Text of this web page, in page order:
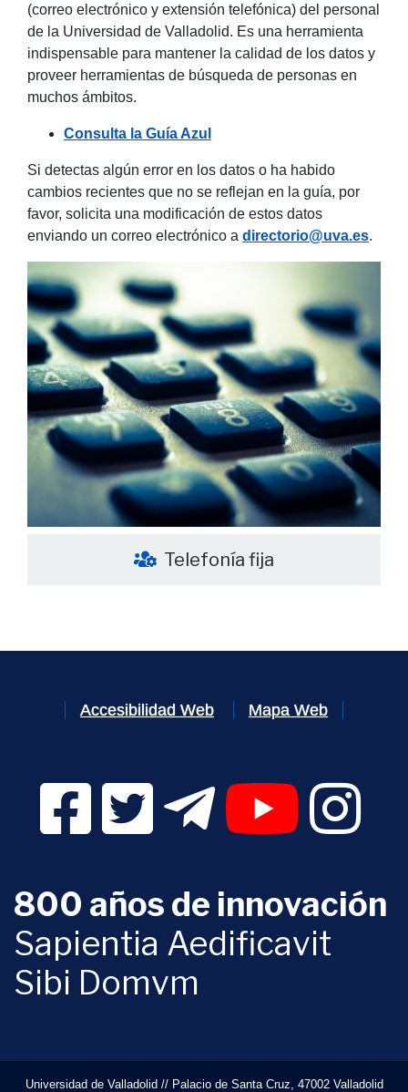
(correo electrónico y extensión telefónica) del personal
de la Universidad de Valladolid. Es una herramienta
indispensable para mantener la calidad de los datos y
proveer herramientas de búsqueda de personas en
muchos ámbitos.
Consulta la Guía Azul
Si detectas algún error en los datos o ha habido
cambios recientes que no se reflejan en la guía, por
favor, solicita una modificación de estos datos
enviando un correo electrónico a directorio@uva.es.
Telefonía fija
Accesibilidad Web Mapa Web
Facebook Digital UVa (se abrirá en una nueva
Twitter Digital UVa (se abrirá en una
Telegram Digital UVa (se
YouTube Digital
800 años de innovación
Sapientia Aedificavit
Sibi Domvm
Universidad de Valladolid // Palacio de Santa Cruz, 47002 Valladolid